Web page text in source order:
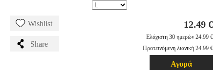
Wishlist
Share
12.49 €
Ελάχιστη 30 ημερών 24.99 €
Προτεινόμενη λιανική 24.99 €
Αγορά